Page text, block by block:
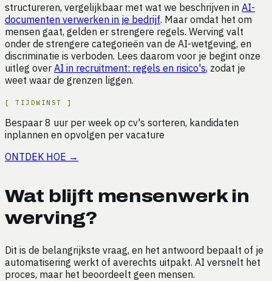
structureren, vergelijkbaar met wat we beschrijven in AI-
documenten verwerken in je bedrijf. Maar omdat het om
mensen gaat, gelden er strengere regels. Werving valt
onder de strengere categorieën van de AI-wetgeving, en
discriminatie is verboden. Lees daarom voor je begint onze
uitleg over AI in recruitment: regels en risico's, zodat je
weet waar de grenzen liggen.
[TIJDWINST ]
Bespaar 8 uur per week op cv's sorteren, kandidaten
inplannen en opvolgen per vacature
ONTDEK HOE →
Wat blijft mensenwerk in
werving?
Dit is de belangrijkste vraag, en het antwoord bepaalt of je
automatisering werkt of averechts uitpakt. AI versnelt het
proces, maar het beoordeelt geen mensen.